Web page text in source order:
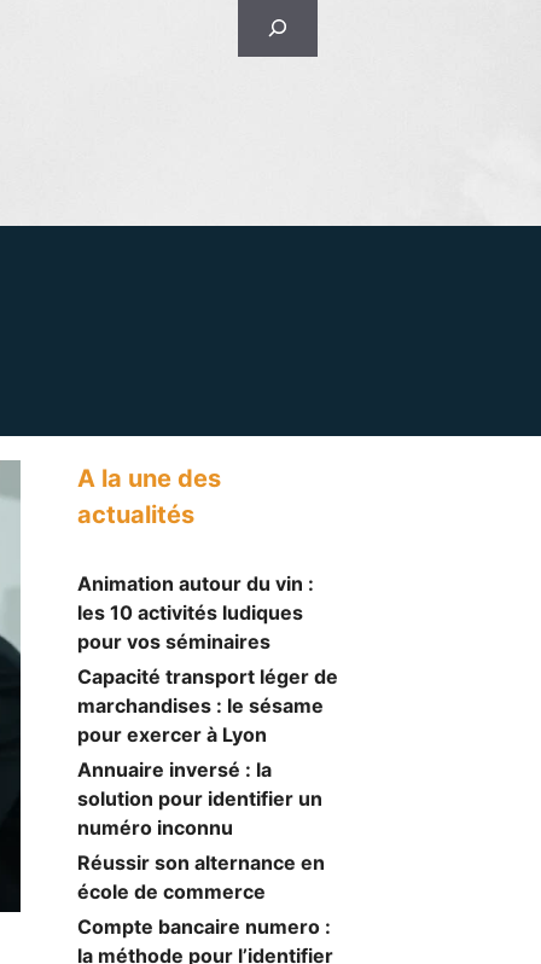
Rechercher
A la une des
actualités
Animation autour du vin :
les 10 activités ludiques
pour vos séminaires
Capacité transport léger de
marchandises : le sésame
pour exercer à Lyon
Annuaire inversé : la
solution pour identifier un
numéro inconnu
Réussir son alternance en
école de commerce
Compte bancaire numero :
la méthode pour l’identifier